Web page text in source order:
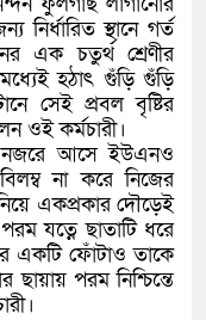
নির্ধারিত স্থানে গর্ত
এক চতুর্থ শ্রেণীর
হঠাৎ গুঁড়ি গুঁড়ি
সেই প্রবল বৃষ্টির
ওই কর্মচারী।
নজরে আসে ইউএনও
না করে নিজের
একপ্রকার দৌড়েই
যত্নে ছাতাটি ধরে
একটি ফোঁটাও তাকে
পরম নিশ্চিন্তে